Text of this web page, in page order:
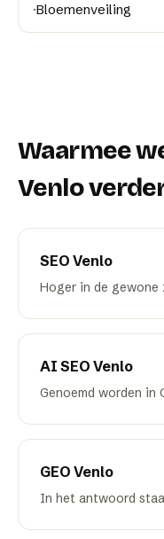
·Bloemenveiling
Waarmee
Venlo
SEO Venlo
Hoger in de gewone
AI SEO Venlo
Genoemd worden in
GEO Venlo
In het antwoord